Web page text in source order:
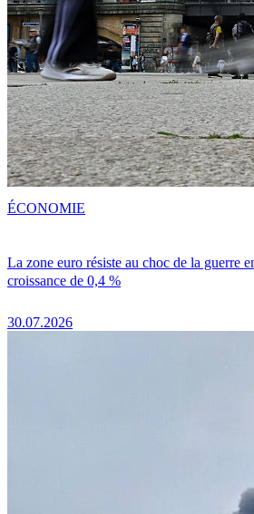
La zone euro résiste au choc de la guerre
croissance de 0,4 %
30.07.2026
ÉCONOMIE